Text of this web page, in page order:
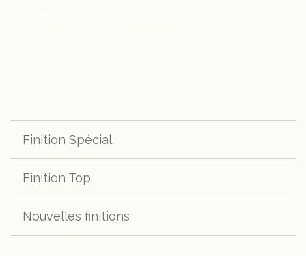
Finition Spécial
spécial s280
Finition Top
Nouvelles finitions